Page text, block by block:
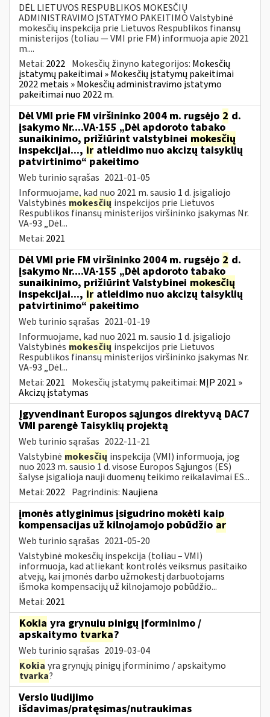
DĖL LIETUVOS RESPUBLIKOS MOKESČIŲ
ADMINISTRAVIMO ĮSTATYMO PAKEITIMO Valstybinė
mokesčių inspekcija prie Lietuvos Respublikos finansų
ministerijos (toliau — VMI prie FM) informuoja apie 2021
m....
Metai: 2022 Mokesčių žinyno kategorijos: Mokesčių
įstatymų pakeitimai » Mokesčių įstatymų pakeitimai
2022 metais » Mokesčių administravimo įstatymo
pakeitimai nuo 2022 m.
Dėl VMI prie FM viršininko 2004 m. rugsėjo 2 d.
įsakymo Nr....VA-155 „Dėl apdoroto tabako
sunaikinimo, prižiūrint valstybinei mokesčių
inspekcijai..., ir atleidimo nuo akcizų taisyklių
patvirtinimo“ pakeitimo
Web turinio sąrašas 2021-01-05
Informuojame, kad nuo 2021 m. sausio 1 d. įsigaliojo
Valstybinės mokesčių inspekcijos prie Lietuvos
Respublikos finansų ministerijos viršininko įsakymas Nr.
VA-93 „Dėl...
Metai: 2021
Dėl VMI prie FM viršininko 2004 m. rugsėjo 2 d.
įsakymo Nr....VA-155 „Dėl apdoroto tabako
sunaikinimo, prižiūrint Valstybinei mokesčių
inspekcijai..., ir atleidimo nuo akcizų taisyklių
patvirtinimo“ pakeitimo
Web turinio sąrašas 2021-01-19
Informuojame, kad nuo 2021 m. sausio 1 d. įsigaliojo
Valstybinės mokesčių inspekcijos prie Lietuvos
Respublikos finansų ministerijos viršininko įsakymas Nr.
VA-93 „Dėl...
Metai: 2021 Mokesčių įstatymų pakeitimai: MĮP 2021 »
Akcizų įstatymas
Įgyvendinant Europos sąjungos direktyvą DAC7
VMI parengė Taisyklių projektą
Web turinio sąrašas 2022-11-21
Valstybinė mokesčių inspekcija (VMI) informuoja, jog
nuo 2023 m. sausio 1 d. visose Europos Sąjungos (ES)
šalyse įsigalioja nauji duomenų teikimo reikalavimai ES...
Metai: 2022 Pagrindinis: Naujiena
įmonės atlyginimus įsigudrino mokėti kaip
kompensacijas už kilnojamojo pobūdžio ar
Web turinio sąrašas 2021-05-20
Valstybinė mokesčių inspekcija (toliau – VMI)
informuoja, kad atliekant kontrolės veiksmus pasitaiko
atvejų, kai įmonės darbo užmokestį darbuotojams
išmoka kompensacijų už kilnojamojo pobūdžio...
Metai: 2021
Kokia yra grynųjų pinigų įforminimo /
apskaitymo tvarka?
Web turinio sąrašas 2019-03-04
Kokia yra grynųjų pinigų įforminimo / apskaitymo
tvarka?
Verslo liudijimo
išdavimas/pratęsimas/nutraukimas